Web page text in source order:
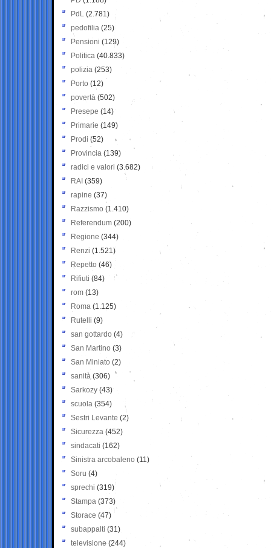
PdL (2.781)
pedofilia (25)
Pensioni (129)
Politica (40.833)
polizia (253)
Porto (12)
povertà (502)
Presepe (14)
Primarie (149)
Prodi (52)
Provincia (139)
radici e valori (3.682)
RAI (359)
rapine (37)
Razzismo (1.410)
Referendum (200)
Regione (344)
Renzi (1.521)
Repetto (46)
Rifiuti (84)
rom (13)
Roma (1.125)
Rutelli (9)
san gottardo (4)
San Martino (3)
San Miniato (2)
sanità (306)
Sarkozy (43)
scuola (354)
Sestri Levante (2)
Sicurezza (452)
sindacati (162)
Sinistra arcobaleno (11)
Soru (4)
sprechi (319)
Stampa (373)
Storace (47)
subappalti (31)
televisione(244)